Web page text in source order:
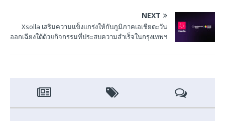
NEXT
Xsolla เสริมความแข็งแกร่งให้กับภูมิภาคเอเชียตะวัน
ออกเฉียงใต้ด้วยกิจกรรมที่ประสบความสำเร็จในกรุงเทพฯ